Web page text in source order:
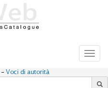
- Voci di autorità